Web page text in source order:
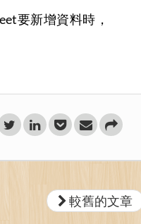
要新增資料時，
較舊的文章